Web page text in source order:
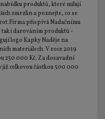
nabídku produktů, které milují
zmrzlin a poznejte, co se
přispívá Nadačnímu
tak i darováním produktů -
logo Kapky Naděje na
materiálech. V roce 2019
250 000 Kč. Za dosavadní
celkovou částkou 500 000